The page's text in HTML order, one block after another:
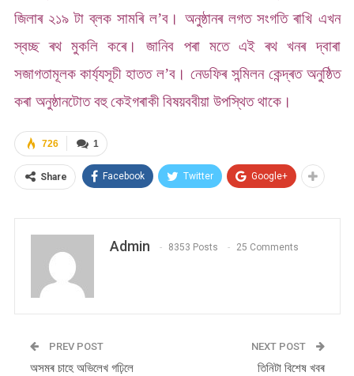
জিলাৰ ২১৯ টা ব্লক সামৰি ল’ব। অনুষ্ঠানৰ লগত সংগতি ৰাখি এখন
স্বচ্ছ ৰথ মুকলি কৰে। জানিব পৰা মতে এই ৰথ খনৰ দ্বাৰা
সজাগতামূলক কাৰ্য্যসূচী হাতত ল’ব। নেডফিৰ সন্মিলন কেন্দ্ৰত অনুষ্ঠিত
কৰা অনুষ্ঠানটোত বহু কেইগৰাকী বিষয়ববীয়া উপস্থিত থাকে।
1
726
Share Facebook Twitter Google+
Admin 8353 Posts 25 Comments
PREV POST
অসমৰ চাহে অভিলেখ গঢ়িলে
NEXT POST
তিনিটা বিশেষ খবৰ